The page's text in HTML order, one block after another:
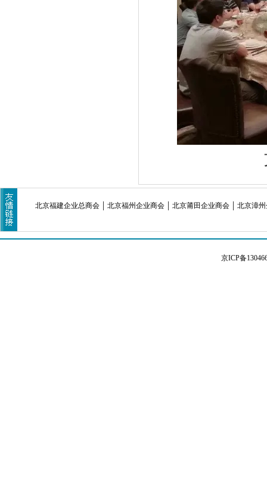
北京福建企业总商会 北京福州企业商会 北京莆田企业商会 北京漳
京ICP备